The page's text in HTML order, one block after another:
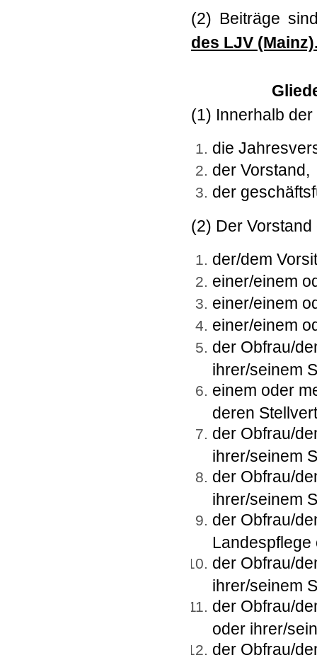
(2) Beiträge
des LJV
(1) Innerhalb
die
der Vorstand,
der
(2) Der
der/dem
einer/einem
einer/einem
einer/einem
der Obfrau/
ihrer/seinem
einem oder
deren
der Obfrau/
ihrer/seinem
der Obfrau/
ihrer/seinem
der Obfrau/
Landespflege
der Obfrau/
ihrer/seinem
der Obfrau/
oder ihrer/
der Obfrau/